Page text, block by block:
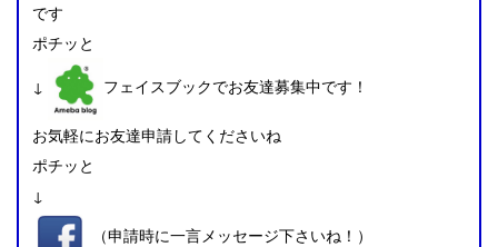
です
ポチッと
↓
フェイスブックでお友達募集中です！
お気軽にお友達申請してくださいね
ポチッと
↓
（申請時に一言メッセージ下さいね！）